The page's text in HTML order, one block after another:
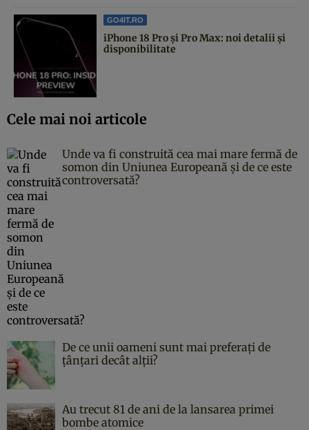
GO4IT.RO
iPhone 18 Pro și Pro Max: noi detalii și
disponibilitate
Cele mai noi articole
Unde va fi construită cea mai mare fermă de
somon din Uniunea Europeană și de ce este
controversată?
De ce unii oameni sunt mai preferați de
țânțari decât alții?
Au trecut 81 de ani de la lansarea primei
bombe atomice